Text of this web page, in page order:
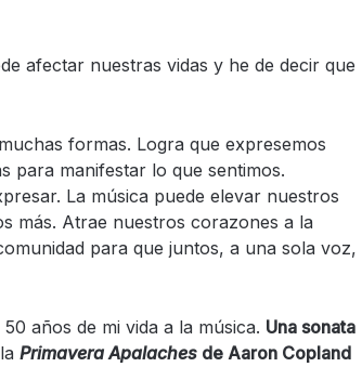
afectar nuestras vidas y he de decir que
formas. Logra que expresemos
para manifestar lo que sentimos.
La música puede elevar nuestros
más. Atrae nuestros corazones a la
para que juntos, a una sola voz,
años de mi vida a la música. Una sonata
Primavera Apalachesde Aaron Copland